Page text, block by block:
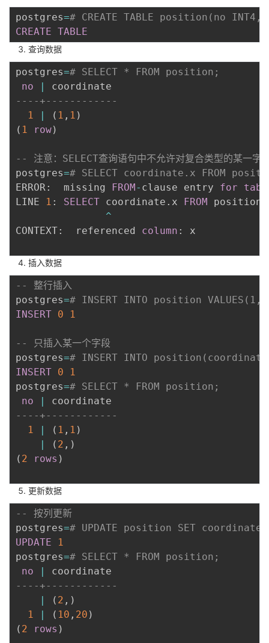
注
开
发
者
学
堂
我
的
我
证
实
验
的
收
的
Programs
我
的
支
持
我
的
技
持
我
的
建
议
postgres=# CREATE TABLE position(no INT4,
CREATE TABLE
查询数据
postgres=# SELECT * FROM position;
no
|
----+------------
1
| ( 1 , 1 )
( 1 row)
-- 注意：SELECT查询语句中不允许对复合类型的某一字
postgres=# SELECT coordinate.x FROM
ERROR:  missing FROM- clause entry for
LINE
1 : SELECT coordinate . x FROM position
^
CONTEXT:  referenced column : x
插入数据
-- 整行插入
postgres=# INSERT INTO position
INSERT 0 1
-- 只插入某一个字段
postgres=# INSERT INTO
INSERT 0
1
postgres=# SELECT * FROM position;
no
|
----+------------
1
| ( 1 , 1 )
|
( 2 , )
( 2 rows )
更新数据
-- 按列更新
postgres=# UPDATE position SET
UPDATE
1
postgres=# SELECT * FROM position;
no
|
----+------------
|
( 2 , )
1
| ( 10 , 20 )
( 2 rows )